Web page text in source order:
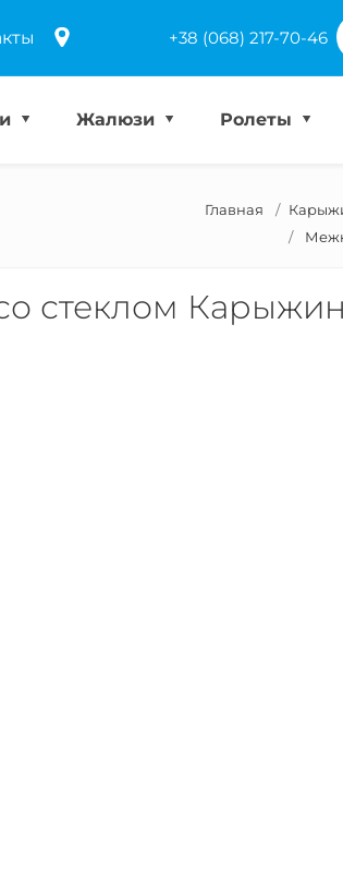
+38 (068) 217-70-46
Жалюзи Ролеты
Главная
стеклом Карыжин